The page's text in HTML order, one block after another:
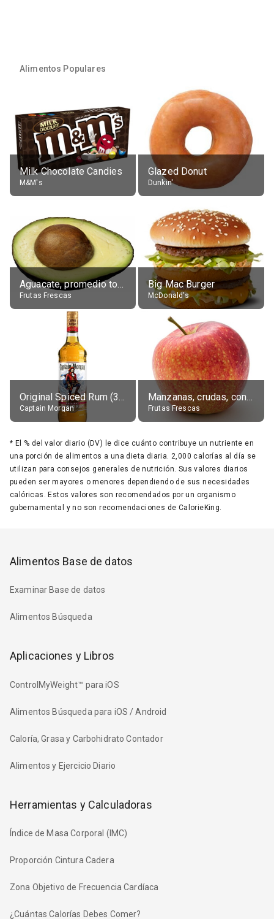
Alimentos Populares
Milk Chocolate Candies
M&M's
Glazed Donut
Dunkin'
Aguacate, promedio todos variedades, crudo
Frutas Frescas
Big Mac Burger
McDonald's
Original Spiced Rum (35% alc.)
Captain Morgan
Manzanas, crudas, con piel
Frutas Frescas
* El % del valor diario (DV) le dice cuánto contribuye un nutriente en
una porción de alimentos a una dieta diaria. 2,000 calorías al día se
utilizan para consejos generales de nutrición. Sus valores diarios
pueden ser mayores o menores dependiendo de sus necesidades
calóricas. Estos valores son recomendados por un organismo
gubernamental y no son recomendaciones de CalorieKing.
Alimentos Base de datos
Examinar Base de datos
Alimentos Búsqueda
Aplicaciones y Libros
ControlMyWeight™ para iOS
Alimentos Búsqueda para iOS / Android
Caloría, Grasa y Carbohidrato Contador
Alimentos y Ejercicio Diario
Herramientas y Calculadoras
Índice de Masa Corporal (IMC)
Proporción Cintura Cadera
Zona Objetivo de Frecuencia Cardíaca
¿Cuántas Calorías Debes Comer?